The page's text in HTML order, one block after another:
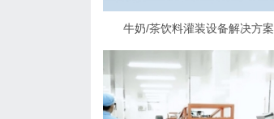
牛奶/茶饮料灌装设备解决方案